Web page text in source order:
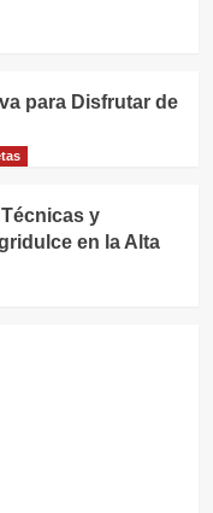
para Disfrutar de
y
en la Alta